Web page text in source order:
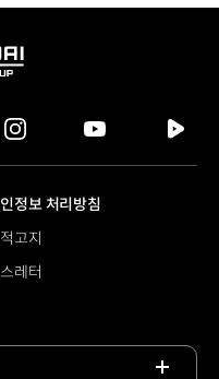
instagram
tv
정보 처리방침
고지
레터